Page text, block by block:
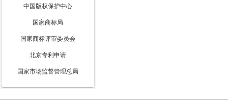
中国版权保护中心
国家商标局
国家商标评审委员会
北京专利申请
国家市场监督管理总局